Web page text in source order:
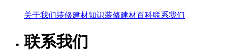
关于我们装修建材知识装修建材百科联系我们
联系我们